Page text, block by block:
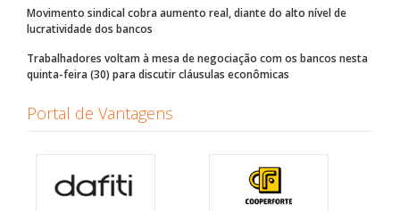
Movimento sindical cobra aumento real, diante do alto nível de
lucratividade dos bancos
Trabalhadores voltam à mesa de negociação com os bancos nesta
quinta-feira (30) para discutir cláusulas econômicas
Portal de Vantagens